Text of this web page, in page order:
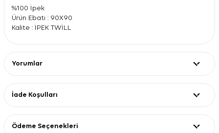
%100 İpek
Ürün Ebatı : 90X90
Kalite : İPEK TWİLL
Yorumlar
İade Koşulları
Ödeme Seçenekleri